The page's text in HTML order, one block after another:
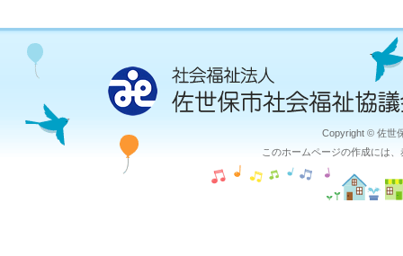
Copyright © 佐世
このホームページの作成には